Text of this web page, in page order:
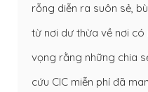
rỗng diễn ra suôn sẻ,
từ nơi dư thừa về nơi có
vọng rằng những chia
cứu CIC miễn phí đã